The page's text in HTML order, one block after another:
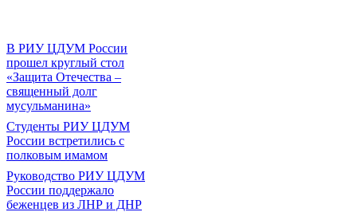
В РИУ ЦДУМ России
прошел круглый стол
«Защита Отечества –
священный долг
мусульманина»
Студенты РИУ ЦДУМ
России встретились с
полковым имамом
Руководство РИУ ЦДУМ
России поддержало
беженцев из ЛНР и ДНР